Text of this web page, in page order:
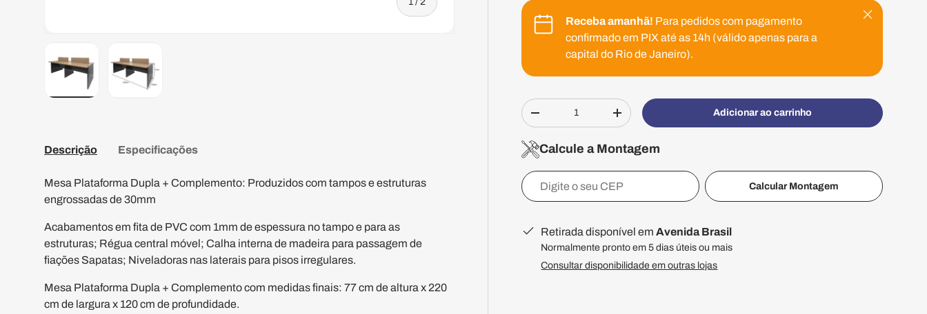
Receba amanhã! Para pedidos com pagamento
confirmado em PIX até as 14h (válido apenas para a
capital do Rio de Janeiro).
Fechar
Qtd.
Diminuir quantidadeAumentar quantidadeAdicionar ao carrinho
Calcule a Montagem
Calcular Montagem
Retirada disponível emAvenida Brasil
Normalmente pronto em 5 dias úteis ou mais
Consultar disponibilidade em outras lojas
Descrição Especificações
Mesa Plataforma Dupla + Complemento: Produzidos com tampos e estruturas
engrossadas de 30mm
Acabamentos em fita de PVC com 1mm de espessura no tampo e para as
estruturas; Régua central móvel; Calha interna de madeira para passagem de
fiações Sapatas; Niveladoras nas laterais para pisos irregulares.
Mesa Plataforma Dupla + Complemento com medidas finais: 77 cm de altura x 220
cm de largura x 120 cm de profundidade.